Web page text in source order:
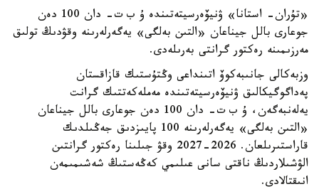
«تۇران- استانا» ۋنيۆەرسيتەتىندە ۇ ب ت- دان 100 دەن
جوعارى بالل جيناعان «التىن بەلگى» يەگەرلەرىنە وقۋدىڭ تولىق
مەرزىمىنە رەكتور گرانتى بەرىلەدى.
وزبەكالى جانىبەكوۆ اتىنداعى وڭتۇستىك قازاقستان
پەداگوگيكالىق ۋنيۆەرسيتەتىندە مەملەكەتتىك گرانت
يەلەنبەگەن، ۇ ب ت- دان 100 دەن جوعارى بالل جيناعان
«التىن بەلگى» يەگەرلەرىنە 100 پايىزدىق جەڭىلدىك
قاراستىرىلعان. 2026-2027 وقۋ جىلىنا رەكتور گرانتىن
الۋشىلاردىڭ ناقتى سانى عىلىمي كەڭەستىڭ شەشىمىمەن
انىقتالادى.